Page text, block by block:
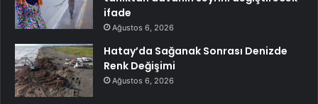
ifade
Ağustos 6, 2026
Hatay’da Sağanak Sonrası Denizde
Renk Değişimi
Ağustos 6, 2026